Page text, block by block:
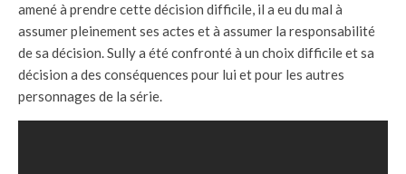
amené à prendre cette décision difficile, il a eu du mal à
assumer pleinement ses actes et à assumer la responsabilité
de sa décision. Sully a été confronté à un choix difficile et sa
décision a des conséquences pour lui et pour les autres
personnages de la série.